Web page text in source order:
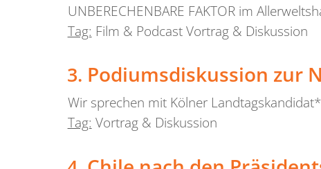
UNBERECHENBARE FAKTOR im
Tag: Film & Podcast Vortrag & Diskussion
Podiumsdiskussion zur
Wir sprechen mit Kölner
Tag: Vortrag & Diskussion